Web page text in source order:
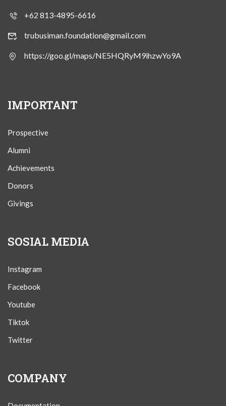
+62 813-4895-6616
trubusiman.foundation@gmail.com
https://goo.gl/maps/NE5HQRyM9ihzwYo9A
IMPORTANT
Prospective
Alumni
Achievements
Donors
Givings
SOSIAL MEDIA
Instagram
Facebook
Youtube
Tiktok
Twitter
COMPANY